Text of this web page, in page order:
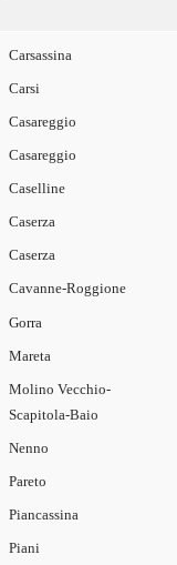
Carsassina
Carsi
Casareggio
Casareggio
Caselline
Caserza
Caserza
Cavanne-Roggione
Gorra
Mareta
Molino Vecchio-
Scapitola-Baio
Nenno
Pareto
Piancassina
Piani